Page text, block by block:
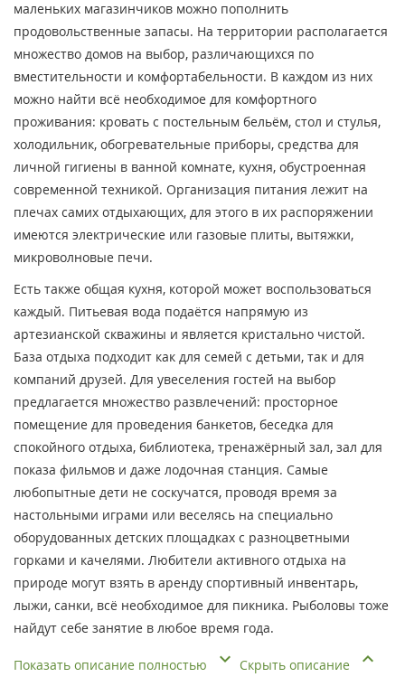
маленьких магазинчиков можно пополнить
продовольственные запасы. На территории располагается
множество домов на выбор, различающихся по
вместительности и комфортабельности. В каждом из них
можно найти всё необходимое для комфортного
проживания: кровать с постельным бельём, стол и стулья,
холодильник, обогревательные приборы, средства для
личной гигиены в ванной комнате, кухня, обустроенная
современной техникой. Организация питания лежит на
плечах самих отдыхающих, для этого в их распоряжении
имеются электрические или газовые плиты, вытяжки,
микроволновые печи.
Есть также общая кухня, которой может воспользоваться
каждый. Питьевая вода подаётся напрямую из
артезианской скважины и является кристально чистой.
База отдыха подходит как для семей с детьми, так и для
компаний друзей. Для увеселения гостей на выбор
предлагается множество развлечений: просторное
помещение для проведения банкетов, беседка для
спокойного отдыха, библиотека, тренажёрный зал, зал для
показа фильмов и даже лодочная станция. Самые
любопытные дети не соскучатся, проводя время за
настольными играми или веселясь на специально
оборудованных детских площадках с разноцветными
горками и качелями. Любители активного отдыха на
природе могут взять в аренду спортивный инвентарь,
лыжи, санки, всё необходимое для пикника. Рыболовы тоже
найдут себе занятие в любое время года.
Показать описание полностью
Скрыть описание